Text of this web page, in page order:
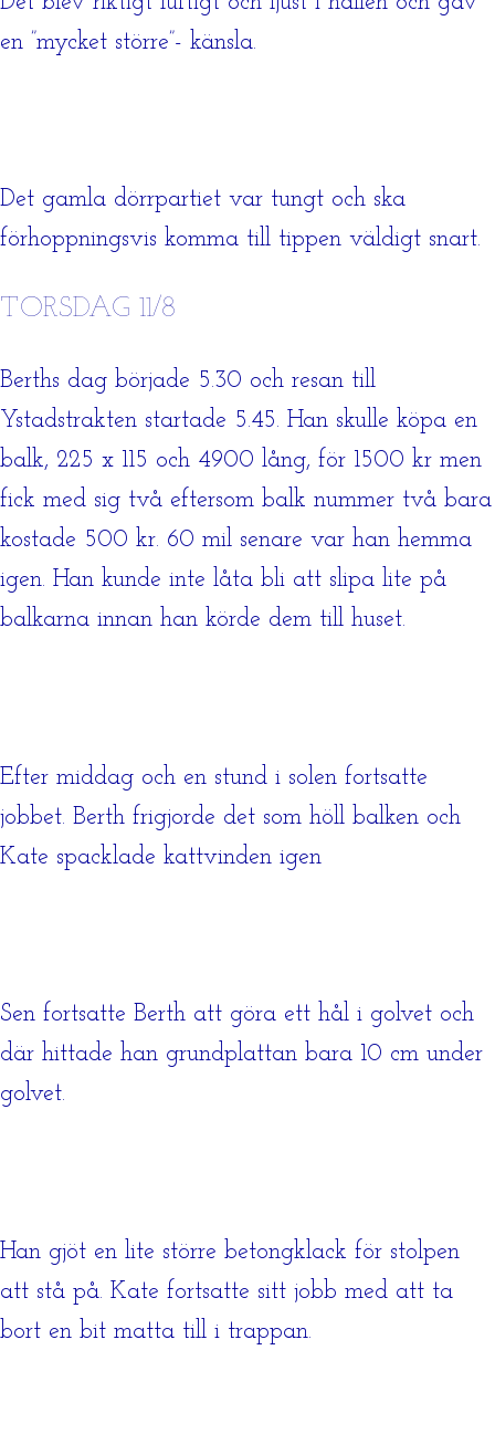
en ”mycket större”- känsla.
Det gamla dörrpartiet var tungt och ska
förhoppningsvis komma till tippen väldigt snart.
TORSDAG 11/8
Berths dag började 5.30 och resan till
Ystadstrakten startade 5.45. Han skulle köpa en
balk, 225 x 115 och 4900 lång, för 1500 kr men
fick med sig två eftersom balk nummer två bara
kostade 500 kr. 60 mil senare var han hemma
igen. Han kunde inte låta bli att slipa lite på
balkarna innan han körde dem till huset.
Efter middag och en stund i solen fortsatte
jobbet. Berth frigjorde det som höll balken och
Kate spacklade kattvinden igen
Sen fortsatte Berth att göra ett hål i golvet och
där hittade han grundplattan bara 10 cm under
golvet.
Han gjöt en lite större betongklack för stolpen
att stå på. Kate fortsatte sitt jobb med att ta
bort en bit matta till i trappan.